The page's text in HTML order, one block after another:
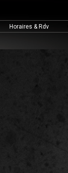
Horaires & Rdv